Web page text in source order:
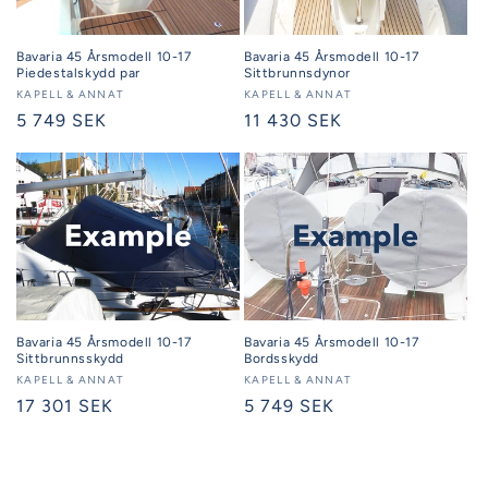
Bavaria 45 Årsmodell 10-17
Piedestalskydd par
Säljare:
KAPELL & ANNAT
Ordinarie
5 749 SEK
Bavaria 45 Årsmodell 10-17
Sittbrunnsdynor
Säljare:
KAPELL & ANNAT
Ordinarie
11 430 SEK
Bavaria 45 Årsmodell 10-17
Sittbrunnsskydd
Säljare:
KAPELL & ANNAT
Ordinarie
17 301 SEK
Bavaria 45 Årsmodell 10-17
Bordsskydd
Säljare:
KAPELL & ANNAT
Ordinarie
5 749 SEK